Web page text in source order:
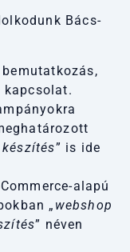
Bács-
kapcsolat.
” is ide
alapú
„ webshop
” néven